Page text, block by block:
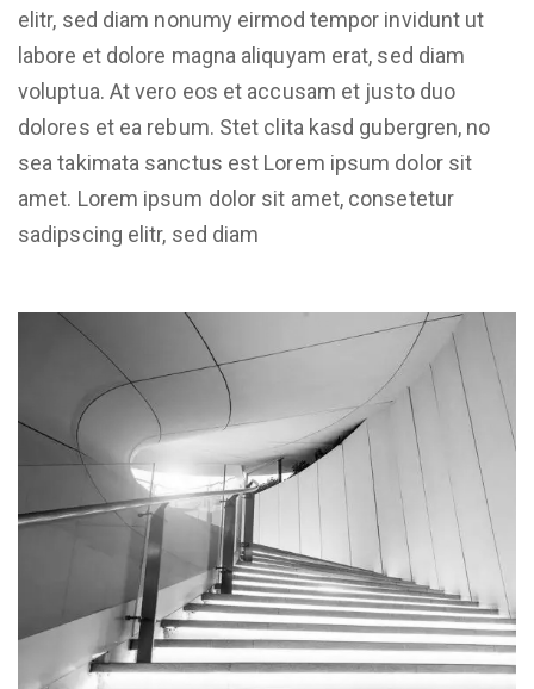
elitr, sed diam nonumy eirmod tempor invidunt ut
labore et dolore magna aliquyam erat, sed diam
voluptua. At vero eos et accusam et justo duo
dolores et ea rebum. Stet clita kasd gubergren, no
sea takimata sanctus est Lorem ipsum dolor sit
amet. Lorem ipsum dolor sit amet, consetetur
sadipscing elitr, sed diam